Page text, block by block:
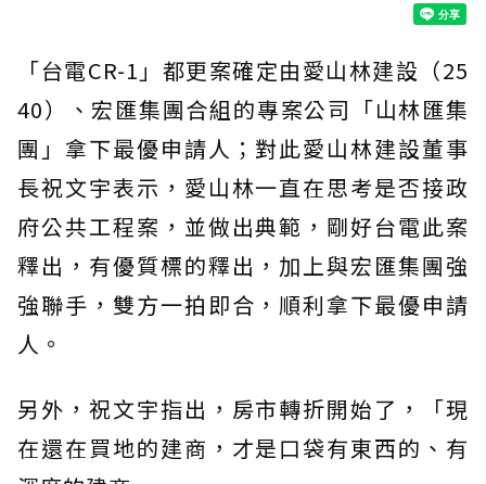
「台電CR-1」都更案確定由愛山林建設（25
40）、宏匯集團合組的專案公司「山林匯集
團」拿下最優申請人；對此愛山林建設董事
長祝文宇表示，愛山林一直在思考是否接政
府公共工程案，並做出典範，剛好台電此案
釋出，有優質標的釋出，加上與宏匯集團強
強聯手，雙方一拍即合，順利拿下最優申請
人。
另外，祝文宇指出，房市轉折開始了，「現
在還在買地的建商，才是口袋有東西的、有